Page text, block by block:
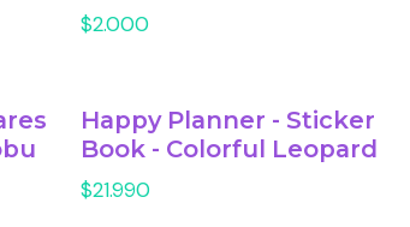
$2.000
Happy Planner - Sticker
Book - Colorful Leopard
$21.990